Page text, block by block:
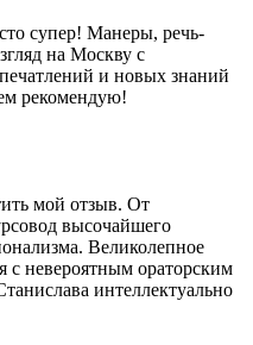
супер! Манеры, речь-
на Москву с
и новых знаний
рекомендую!
мой отзыв. От
высочайшего
Великолепное
с невероятным ораторским
интеллектуально